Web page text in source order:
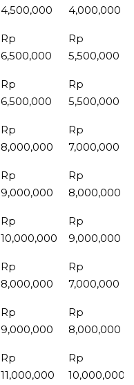
4,500,000
4,000,000
Rp
6,500,000
Rp
5,500,000
Rp
6,500,000
Rp
5,500,000
Rp
8,000,000
Rp
7,000,000
Rp
9,000,000
Rp
8,000,000
Rp
10,000,000
Rp
9,000,000
Rp
8,000,000
Rp
7,000,000
Rp
9,000,000
Rp
8,000,000
Rp
11,000,000
Rp
10,000,000